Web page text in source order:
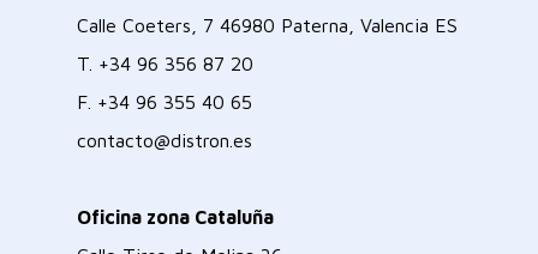
Calle Coeters, 7 46980 Paterna, Valencia ES
T. +34 96 356 87 20
F. +34 96 355 40 65
contacto@distron.es
Oficina zona Cataluña